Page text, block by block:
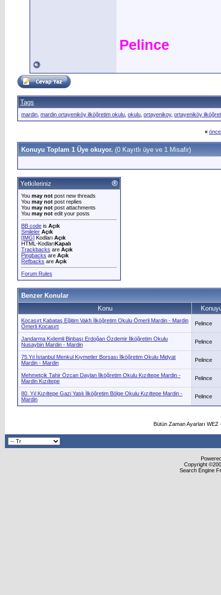
Pelince
Tags
mardin mardin ortayeniköy ilköğretim okulu okulu ortayenikoy, ortayeniköy
«
Konuyu Toplam 1 Üye okuyor. (0 Kayıtlı üye ve 1 Misafir)
Yetkileriniz
You may not post new threads
You may not post replies
You may not post attachments
You may not edit your posts
BB code is Açık
Smileler Açık
[IMG] Kodları Açık
HTML-KodlarıKapalı
Trackbacks are Açık
Pingbacks are Açık
Refbacks are Açık
Forum Rules
Benzer Konular
Konu
Kocasırt Kabataş Eğitim Vakfı İlköğretim Okulu Ömerli Mardin - Mardin
Ömerli Kocasırt
Pelince
Jandarma Kıdemli Binbaşı Erdoğan Özdemir İlköğretim Okulu
Nusaybin Mardin - Mardin
Pelince
75.Yıl İstanbul Menkul Kıymetler Borsası İlköğretim Okulu Midyat
Mardin - Mardin
Pelince
Mehmetçik Tahir Özcan Daylan İlköğretim Okulu Kızıltepe Mardin -
Mardin Kızıltepe
Pelince
80. Yıl Kızıltepe Gazi Yatılı İlköğretim Bölge Okulu Kızıltepe Mardin -
Mardin
Pelince
Bütün Zaman Ayarları
Copyright
Search Engine